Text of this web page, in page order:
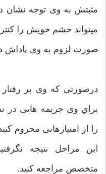
مثبتش به وی توجه نشان
میتواند خشم خویش را
صورت لزوم به وی پاداش
درصورتی که وی بر
براي وی جریمه هایی در
را از امتیازهایی محروم
این مراحل نتيجه
متخصص مراجعه کنید.